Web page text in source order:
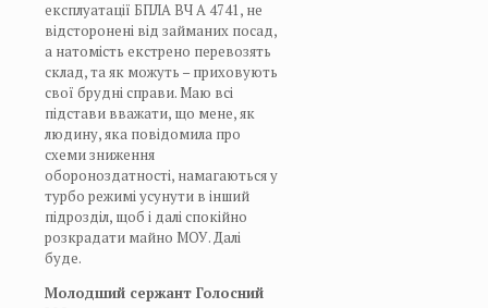
експлуатації БПЛА ВЧ А 4741, не
відсторонені від займаних посад,
а натомість екстрено перевозять
склад, та як можуть – приховують
свої брудні справи. Маю всі
підстави вважати, що мене, як
людину, яка повідомила про
схеми зниження
обороноздатності, намагаються у
турбо режимі усунути в інший
підрозділ, щоб і далі спокійно
розкрадати майно МОУ. Далі
буде.
Молодший сержант Голосний